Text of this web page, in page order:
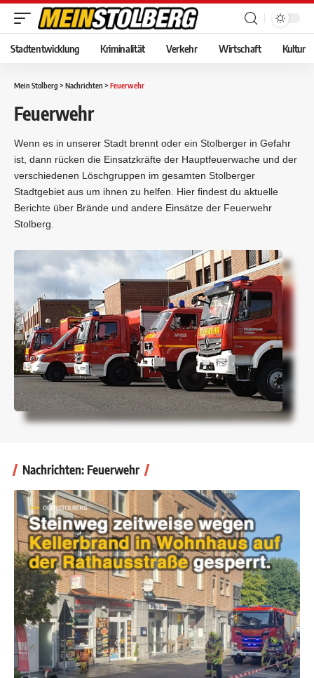
Stadtentwicklung Kriminalität Verkehr Wirtschaft Kultur
Mein Stolberg > Nachrichten > Feuerwehr
Feuerwehr
Wenn es in unserer Stadt brennt oder ein Stolberger in Gefahr
ist, dann rücken die Einsatzkräfte der Hauptfeuerwache und der
verschiedenen Löschgruppen im gesamten Stolberger
Stadtgebiet aus um ihnen zu helfen. Hier findest du aktuelle
Berichte über Brände und andere Einsätze der Feuerwehr
Stolberg.
Nachrichten: Feuerwehr